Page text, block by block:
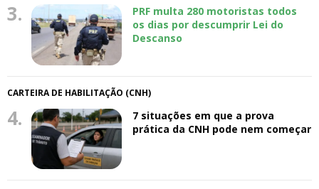
3.
PRF multa 280 motoristas todos
os dias por descumprir Lei do
Descanso
CARTEIRA DE HABILITAÇÃO (CNH)
4.
7 situações em que a prova
prática da CNH pode nem começar